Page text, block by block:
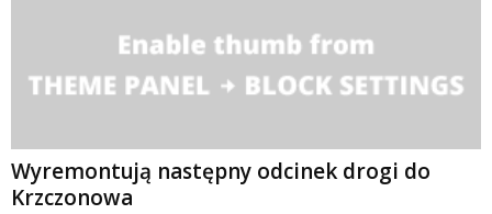
Wyremontują następny odcinek drogi do
Krzczonowa